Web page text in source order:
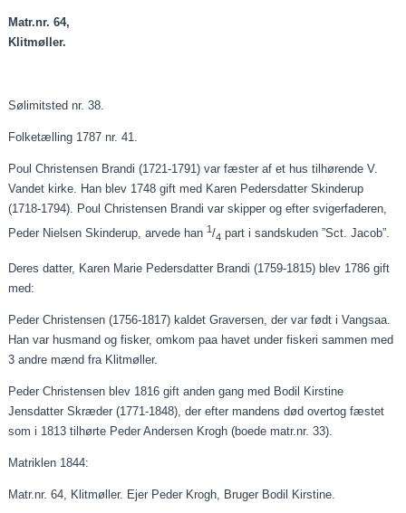
Matr.nr. 64,
Klitmøller.
Sølimitsted nr. 38.
Folketælling 1787 nr. 41.
Poul Christensen Brandi (1721-1791) var fæster af et hus tilhørende V.
Vandet kirke. Han blev 1748 gift med Karen Pedersdatter Skinderup
(1718-1794). Poul Christensen Brandi var skipper og efter svigerfaderen,
Peder Nielsen Skinderup, arvede han1 /4 part i sandskuden ”Sct. Jacob”.
Deres datter, Karen Marie Pedersdatter Brandi (1759-1815) blev 1786 gift
med:
Peder Christensen (1756-1817) kaldet Graversen, der var født iVangsaa
Han var husmand og fisker, omkompaa havet under fiskeri sammen med
3 andre mænd fra Klitmøller.
Peder Christensen blev 1816 gift anden gang med Bodil Kirstine
JensdatterSkræder (1771-1848), der efter mandens død overtog fæstet
som i 1813 tilhørte Peder Andersen Krogh (boede matr.nr. 33).
Matriklen 1844:
Matr.nr. 64, Klitmøller. Ejer Peder Krogh, Bruger Bodil Kirstine.